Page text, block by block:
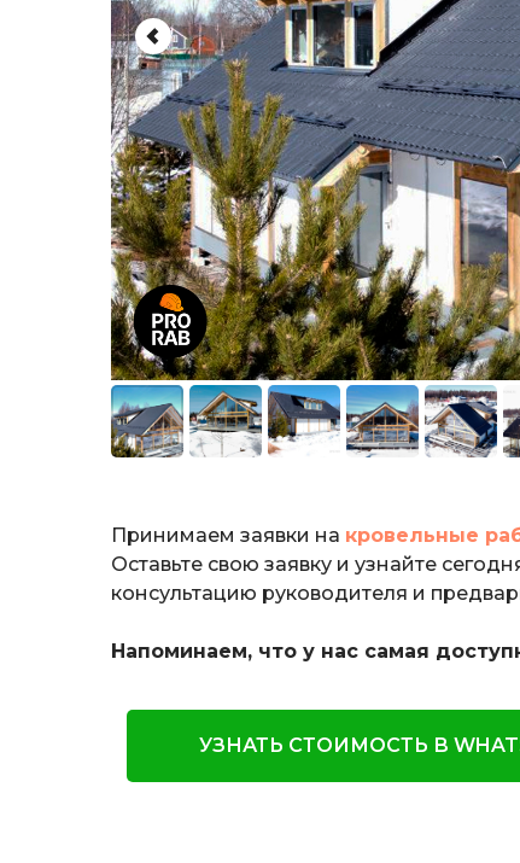
Принимаем заявки на кровельные
Оставьте свою заявку и узнайте
консультацию руководителя и
Напоминаем, что у нас самая
УЗНАТЬ СТОИМОСТЬ В